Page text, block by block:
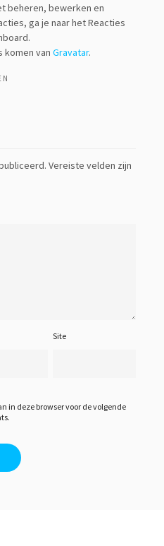
e
e
beheren, bewerken en
ga je naar het Reacties
komen van Gravatar.
Vereiste velden zijn
Site
in deze browser voor de volgende